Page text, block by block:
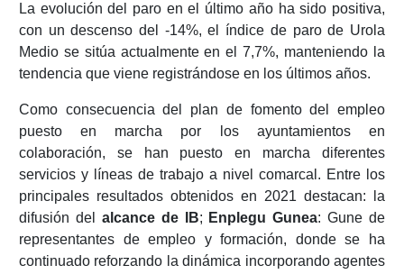
La evolución del paro en el último año ha sido positiva,
con un descenso del -14%, el índice de paro de Urola
Medio se sitúa actualmente en el 7,7%, manteniendo la
tendencia que viene registrándose en los últimos años.
Como consecuencia del plan de fomento del empleo
puesto en marcha por los ayuntamientos en
colaboración, se han puesto en marcha diferentes
servicios y líneas de trabajo a nivel comarcal. Entre los
principales resultados obtenidos en 2021 destacan: la
difusión del alcance de IB; Enplegu Gunea: Gune de
representantes de empleo y formación, donde se ha
continuado reforzando la dinámica incorporando agentes